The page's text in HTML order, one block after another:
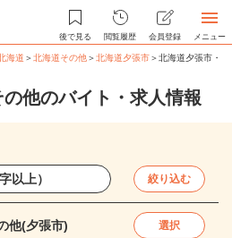
後で見る 閲覧履歴 会員登録 メニュー
海道 ＞北海道その他＞北海道夕張市＞北海道夕張市・
他のバイト・求人情報
絞り込む
他(夕張市) 選択